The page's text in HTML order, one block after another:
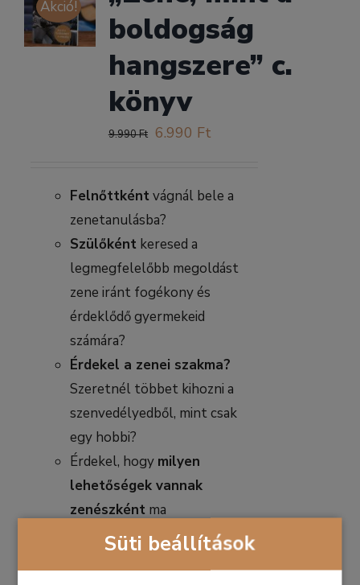
Süti beállítások
Akció!
boldogság
hangszere” c.
könyv
9.990Ft Original
9.990 Ft.
6.990 FtCurrent
6.990 Ft.
Felnőttként vágnál bele a
zenetanulásba?
Szülőként keresed a
legmegfelelőbb megoldást
zene iránt fogékony és
érdeklődő gyermekeid
számára?
Érdekel a zenei szakma?
Szeretnél többet kihozni a
szenvedélyedből, mint csak
egy hobbi?
Érdekel, hogy milyen
lehetőségek vannak
zenészkéntma
Magyarországon és a